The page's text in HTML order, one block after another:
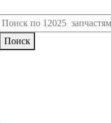
Поиск